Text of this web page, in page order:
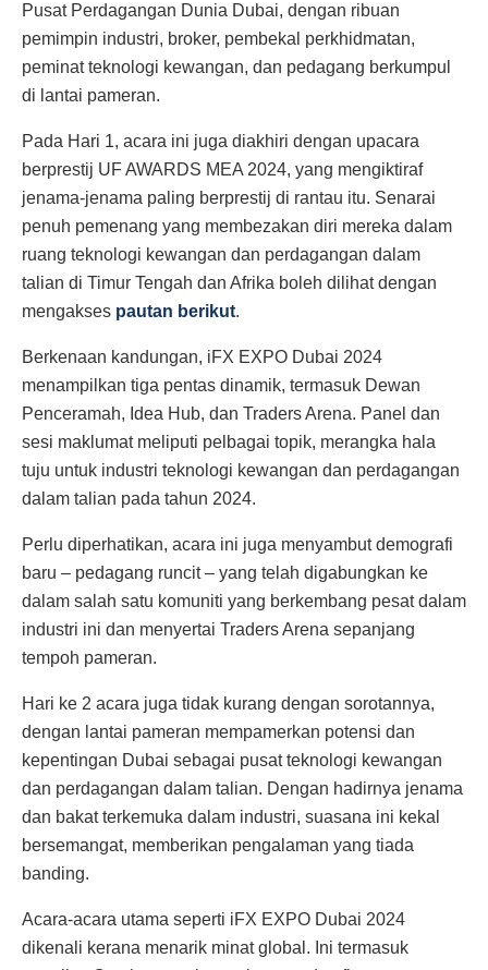
Pusat Perdagangan Dunia Dubai, dengan ribuan
pemimpin industri, broker, pembekal perkhidmatan,
peminat teknologi kewangan, dan pedagang berkumpul
di lantai pameran.
Pada Hari 1, acara ini juga diakhiri dengan upacara
berprestij UF AWARDS MEA 2024, yang mengiktiraf
jenama-jenama paling berprestij di rantau itu. Senarai
penuh pemenang yang membezakan diri mereka dalam
ruang teknologi kewangan dan perdagangan dalam
talian di Timur Tengah dan Afrika boleh dilihat dengan
mengakses pautan berikut.
Berkenaan kandungan, iFX EXPO Dubai 2024
menampilkan tiga pentas dinamik, termasuk Dewan
Penceramah, Idea Hub, dan Traders Arena. Panel dan
sesi maklumat meliputi pelbagai topik, merangka hala
tuju untuk industri teknologi kewangan dan perdagangan
dalam talian pada tahun 2024.
Perlu diperhatikan, acara ini juga menyambut demografi
baru – pedagang runcit – yang telah digabungkan ke
dalam salah satu komuniti yang berkembang pesat dalam
industri ini dan menyertai Traders Arena sepanjang
tempoh pameran.
Hari ke 2 acara juga tidak kurang dengan sorotannya,
dengan lantai pameran mempamerkan potensi dan
kepentingan Dubai sebagai pusat teknologi kewangan
dan perdagangan dalam talian. Dengan hadirnya jenama
dan bakat terkemuka dalam industri, suasana ini kekal
bersemangat, memberikan pengalaman yang tiada
banding.
Acara-acara utama seperti iFX EXPO Dubai 2024
dikenali kerana menarik minat global. Ini termasuk